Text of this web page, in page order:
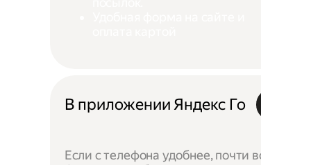
В приложении Яндекс Го
Если с телефона удобнее, почти все